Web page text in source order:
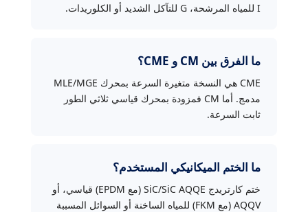
I للمياه المرشحة، G للتآكل الشديد أو الكلوريدات.
ما الفرق بين CM و CME؟
CME هي النسخة متغيرة السرعة بمحرك MLE/MGE
مدمج. أما CM فمزودة بمحرك قياسي ثلاثي الطور
ثابت السرعة.
ما الختم الميكانيكي المستخدم؟
ختم كارتريدج SiC/SiC AQQE (مع EPDM) قياسي، أو
AQQV (مع FKM) للمياه الساخنة أو السوائل المسببة